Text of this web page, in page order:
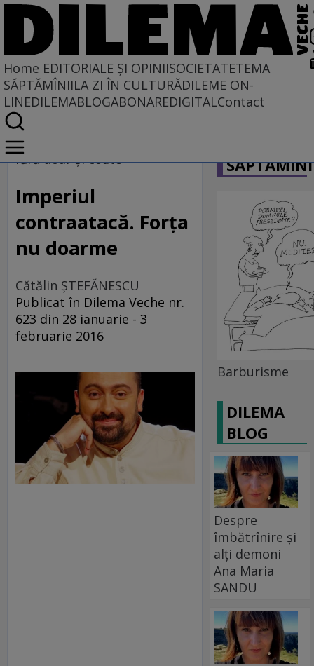
Home EDITORIALE ȘI OPINIISOCIETATETEMA
SĂPTĂMÎNIILA ZI ÎN CULTURĂDILEME ON-
LINEDILEMABLOGABONAREDIGITALContact
Home
EDITORIALE ȘI OPINII
TÎLC SHOW
fără doar şi coate
Imperiul
contraatacă. Forţa
nu doarme
Cătălin ŞTEFĂNESCU
Publicat în Dilema Veche nr.
623 din 28 ianuarie - 3
februarie 2016
Barburisme
DILEMA
BLOG
Despre
îmbătrînire și
alți demoni
Ana Maria
SANDU